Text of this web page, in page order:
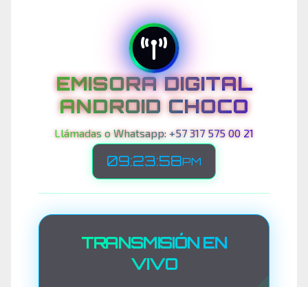
EMISORA DIGITAL
ANDROID CHOCO
Llámadas o Whatsapp: +57 317 575 00 21
09:23:59PM
TRANSMISIÓN EN
VIVO